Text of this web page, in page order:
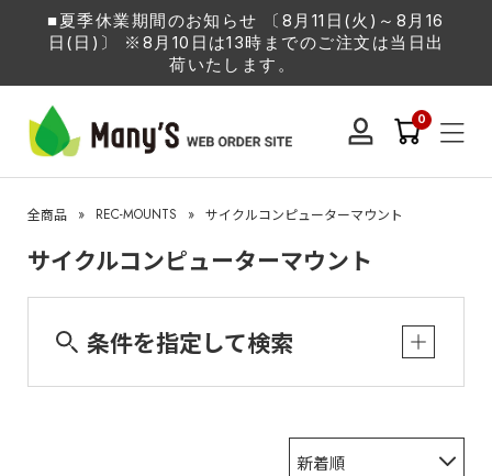
■夏季休業期間のお知らせ 〔8月11日(火)～8月16
日(日)〕 ※8月10日は13時までのご注文は当日出
荷いたします。
0
全商品 » REC-MOUNTS » サイクルコンピューターマウント
サイクルコンピューターマウント
条件を指定して検索
新着順